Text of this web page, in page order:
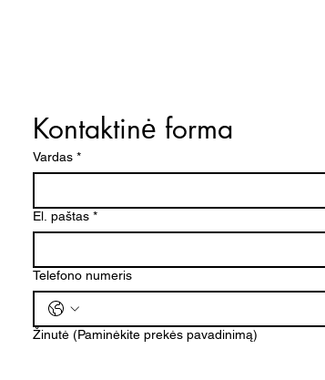
Kontaktinė forma
Vardas *
El. paštas *
Telefono numeris
Žinutė (Paminėkite prekės pavadinimą)